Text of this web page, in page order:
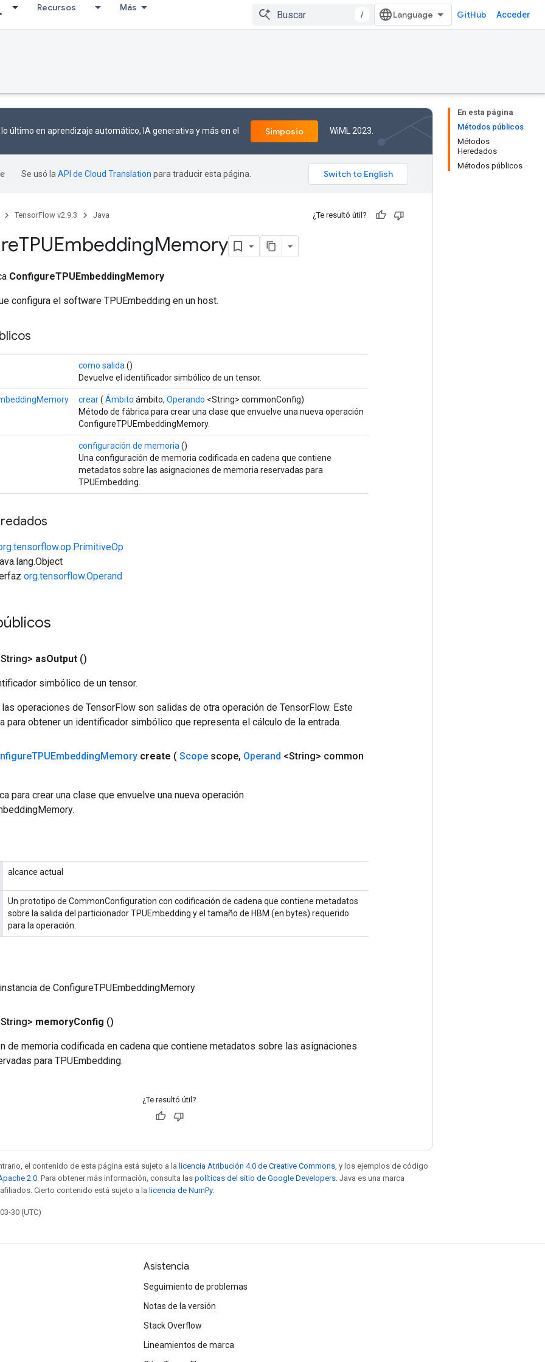
Recursos Más
/ GitHub Acceder
En esta página
Métodos públicos
Métodos
Heredados
Métodos públicos
último en aprendizaje automático, IA generativa y más en el Simposio WiML 2023.
Se usó la API de Cloud Translation para traducir esta página.
TensorFlow v2.9.3 Java ¿Te resultó útil?
TPUEmbeddingMemory
ConfigureTPUEmbeddingMemory
configura el software TPUEmbedding en un host.
como salida ()
Devuelve el identificador simbólico de un tensor.
crear( Ámbito ámbito, Operando <String> commonConfig)
Método de fábrica para crear una clase que envuelve una nueva operación
ConfigureTPUEmbeddingMemory.
configuración de memoria ()
Una configuración de memoria codificada en cadena que contiene
metadatos sobre las asignaciones de memoria reservadas para
TPUEmbedding.
org.tensorflow.Operand
asOutput ()
simbólico de un tensor.
operaciones de TensorFlow son salidas de otra operación de TensorFlow. Este
para obtener un identificador simbólico que representa el cálculo de la entrada.
TPUEmbeddingMemory create ( Scope scope, Operand <String> common
para crear una clase que envuelve una nueva operación
alcance actual
Un prototipo de CommonConfiguration con codificación de cadena que contiene metadatos
sobre la salida del particionador TPUEmbedding y el tamaño de HBM (en bytes) requerido
para la operación.
de ConfigureTPUEmbeddingMemory
memoryConfig ()
de memoria codificada en cadena que contiene metadatos sobre las asignaciones
para TPUEmbedding.
¿Te resultó útil?
el contenido de esta página está sujeto a la licencia Atribución 4.0 de Creative Commons , y los ejemplos de código
2.0 . Para obtener más información, consulta las políticas del sitio de Google Developers . Java es una marca
Cierto contenido está sujeto a la licencia de NumPy.
30 (UTC)
Asistencia
Seguimiento de problemas
Notas de la versión
Stack Overflow
Lineamientos de marca